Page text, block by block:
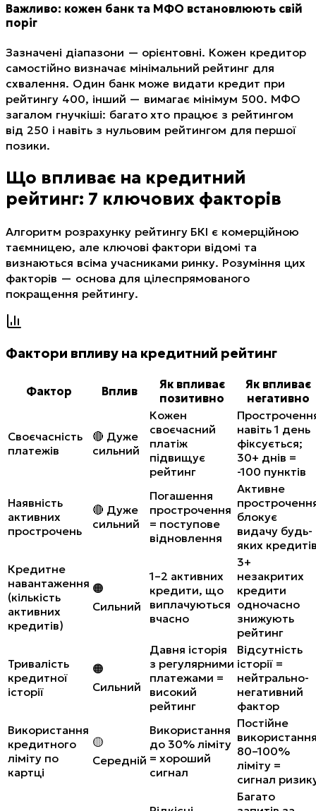
Важливо: кожен банк та МФО встановлюють свій
поріг
Зазначені діапазони — орієнтовні. Кожен кредитор
самостійно визначає мінімальний рейтинг для
схвалення. Один банк може видати кредит при
рейтингу 400, інший — вимагає мінімум 500. МФО
загалом гнучкіші: багато хто працює з рейтингом
від 250 і навіть з нульовим рейтингом для першої
позики.
Що впливає на кредитний
рейтинг: 7 ключових факторів
Алгоритм розрахунку рейтингу БКІ є комерційною
таємницею, але ключові фактори відомі та
визнаються всіма учасниками ринку. Розуміння цих
факторів — основа для цілеспрямованого
покращення рейтингу.
Фактори впливу на кредитний рейтинг
Фактор Вплив
Як впливає
позитивно
Як впливає
негативно
Своєчасність
платежів
🔴 Дуже
сильний
Кожен
своєчасний
платіж
підвищує
рейтинг
навіть 1 день
фіксується;
30+ днів =
-100 пунктів
Наявність
активних
прострочень
🔴 Дуже
сильний
Погашення
прострочення
= поступове
відновлення
Активне
блокує
видачу будь-
яких
Кредитне
навантаження
(кількість
активних
кредитів)
🟠
Сильний
1–2 активних
кредити, що
виплачуються
вчасно
3+
незакритих
кредити
одночасно
знижують
рейтинг
Тривалість
кредитної
історії
🟠
Сильний
Давня історія
з регулярними
платежами =
високий
рейтинг
Відсутність
історії =
нейтрально-
негативний
фактор
Використання
кредитного
ліміту по
картці
🟡
Середній
Використання
до 30% ліміту
= хороший
сигнал
Постійне
80–100%
ліміту =
сигнал
Багато